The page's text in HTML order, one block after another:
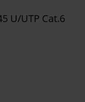
U/UTP Cat.6